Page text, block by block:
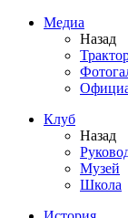
Медиа
Назад
Клуб
Назад
Музей
Школа